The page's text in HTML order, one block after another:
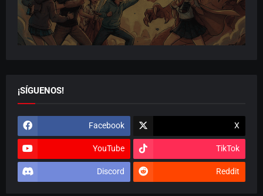
¡SÍGUENOS!
Facebook X
YouTube TikTok
Discord Reddit